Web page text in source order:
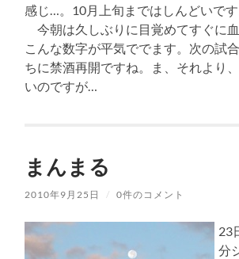
感じ…。10月上旬まではしんどいです
今朝は久しぶりに目覚めてすぐに血
こんな数字が平気ででます。次の試
ちに禁酒再開ですね。ま、それより
いのですが…
まんまる
2010年9月25日 / 0件のコメント
23
分